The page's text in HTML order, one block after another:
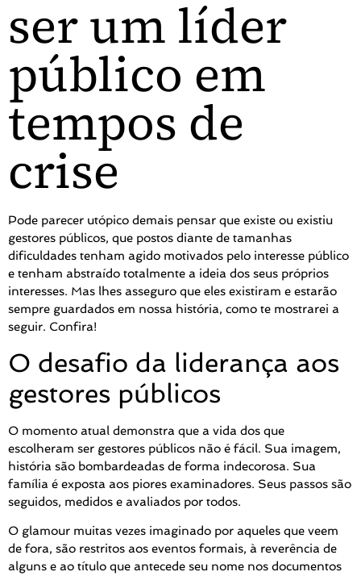
ser um líder
público em
tempos de
crise
Pode parecer utópico demais pensar que existe ou existiu
gestores públicos, que postos diante de tamanhas
dificuldades tenham agido motivados pelo interesse público
e tenham abstraído totalmente a ideia dos seus próprios
interesses. Mas lhes asseguro que eles existiram e estarão
sempre guardados em nossa história, como te mostrarei a
seguir. Confira!
O desafio da liderança aos
gestores públicos
O momento atual demonstra que a vida dos que
escolheram ser gestores públicos não é fácil. Sua imagem,
história são bombardeadas de forma indecorosa. Sua
família é exposta aos piores examinadores. Seus passos são
seguidos, medidos e avaliados por todos.
O glamour muitas vezes imaginado por aqueles que veem
de fora, são restritos aos eventos formais, à reverência de
alguns e ao título que antecede seu nome nos documentos